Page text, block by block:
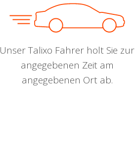
Unser Talixo Fahrer holt Sie zur
angegebenen Zeit am
angegebenen Ort ab.